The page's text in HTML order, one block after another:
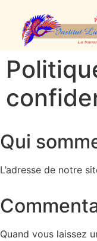
Qui
L’adresse de notre
Quand vous laissez